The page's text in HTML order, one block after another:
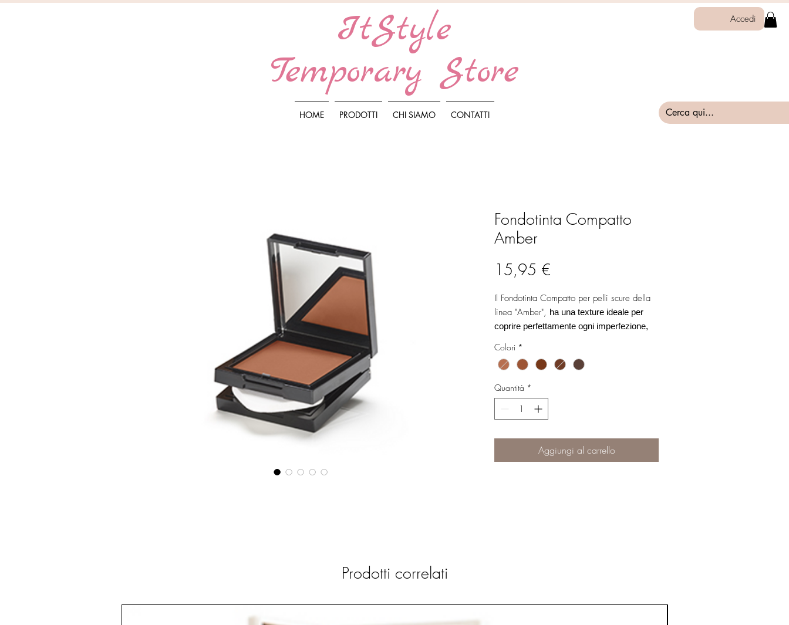
ItStyle
Temporary Store
Accedi
HOME PRODOTTI CHI SIAMO CONTATTI
Fondotinta Compatto
Amber
15,95 €
Il Fondotinta Compatto per pelli scure della
linea "Amber", ha una texture ideale per
coprire perfettamente ogni imperfezione,
Nessun effetto maschera.
E' disponibile in cinque tonalità.
Colori *
Quantità *
Aggiungi al carrello
Prodotti correlati